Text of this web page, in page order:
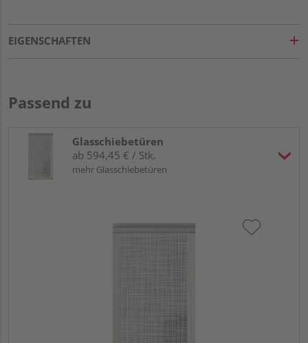
EIGENSCHAFTEN
Passend zu
Glasschiebetüren
ab 594,45 € / Stk.
mehr Glasschiebetüren